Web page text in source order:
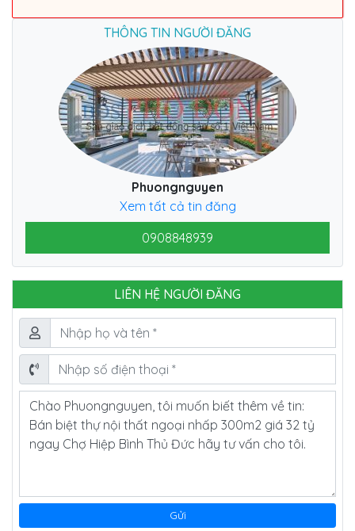
THÔNG TIN NGƯỜI ĐĂNG
Phuongnguyen
Xem tất cả tin đăng
0908848939
LIÊN HỆ NGƯỜI ĐĂNG